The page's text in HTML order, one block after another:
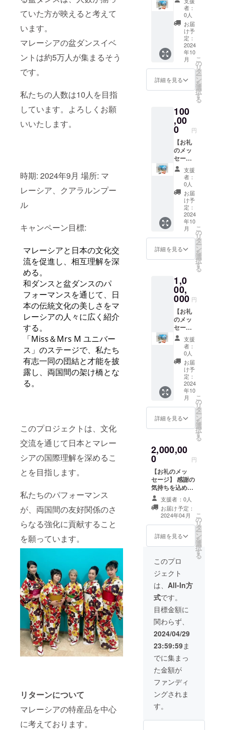
ていた方が映えると考えて
います。
マレーシアの盆ダンスイベ
ントは約5万人が集まるそう
です。
私たちの人数は10人を目指
しています。よろしくお願
いいたします。
時期: 2024年9月 場所: マ
レーシア、クアラルンプー
ル
キャンペーン目標:
マレーシアと日本の文化交
流を促進し、相互理解を深
める。
和ダンスと盆ダンスのパ
フォーマンスを通じて、日
本の伝統文化の美しさをマ
レーシアの人々に広く紹介
する。
「Miss＆Mrs M ユニバー
ス」のステージで、私たち
有志一同の団結と才能を披
露し、両国間の架け橋とな
る。
このプロジェクトは、文化
交流を通じて日本とマレー
シアの国際理解を深めるこ
とを目指します。
私たちのパフォーマンス
が、両国間の友好関係のさ
らなる強化に貢献すること
を願っています。
リターンについて
マレーシアの特産品を中心
に考えております。
記され
ます。
商品開
封前に
は必ず
お届け
のリ
ターン
に貼付
された
ご確認
くださ
い。」
カー)
綿１０
０％ 幅
１１４
ｃｍ×長
さ１９
２ｃ
ｍ ※
長さ１
９２ｃ
れてい
ます。
必要に
応じて
裁断し
てお使
いくだ
さい。
テーブ
ルクロ
ス、
シャツ
などを
作れる
厚さで
す。 柄
はお任
せ下さ
謝の気
持ちを
込め
て、お
礼の
メッ
セージ
をお送
りしま
す。
【マ
レーシ
産 食
品詰め
合わせ
セッ
ト】
例 マ
カデミ
アナッ
ツチョ
コ １
５粒×2
ティー
紅茶
ティー
バッ
グ ２
０バッ
グ×３箱
ホ
コー
ヒーパ
ウ
ダー 2
０ス
ティッ
ク×１袋
マレー
シアへ
旅行し
て、
帰って
きた気
分にな
るお土
産セッ
トで
す。
「原材
料及び
等の食
品表示
はお届
け商品
のラベ
ルに表
記され
ます。
商品開
封前に
お届け
のリ
に貼付
された
ラベル
や注意
ご確認
くださ
い。」
者：
0人
お届
け予
定：
2024
年10
月
詳細を見る
こ
の
リ
タ
ー
ン
を
選
択
す
る
100
,00
0 円
【お礼
のメッ
セー
ジ】 感
謝の気
持ちを
込め
て、お
礼の
メッ
セージ
をお送
りしま
す。
【帰国
後のお
セージ
とマ
レーシ
ア旅程
中の写
真をお
送りし
ます】
【マ
レーシ
ア土
産 食
品詰め
合わせ
セッ
ト】
例 マ
カデミ
アナッ
ツチョ
５粒×2
箱
ティー
紅茶
ティー
バッ
グ ２
０バッ
グ×３箱
ワイト
コー
ウ
ダー 2
０ス
ティッ
マレー
シアへ
旅行し
て、
帰って
きた気
分にな
るお土
産セッ
トで
す。
「原材
料及び
品表示
支援
者：
0人
お届
け予
定：
2024
年10
月
詳細を見る
こ
の
リ
タ
ー
ン
を
選
択
す
る
1,0
00,
000 円
【お礼
のメッ
セー
ジ】 感
謝の気
持ちを
込め
て、お
礼の
メッ
セージ
をお送
りしま
す。
【マ
レーシ
産 食
品詰め
合わせ
セッ
ト】
例 マ
カデミ
アナッ
ツチョ
コ １
箱 BOH
ティー
ティー
バッ
グ ２
０バッ
ホ
ワイト
コー
ヒーパ
ウ
ダー 2
０ス
ティッ
ク×１袋
マレー
シアへ
旅行し
て、
分にな
支援
者：
0人
お届
け予
定：
2024
年10
月
詳細を見る
こ
の
リ
タ
ー
ン
を
選
択
す
る
2,000,00
0 円
【お礼のメッ
セージ】 感謝の
気持ちを込め
て、お礼のメッ
セージをお送り
します。 帰国後
も報告のメッ
セージや写真.動
画を送らせてい
ただきます。 ・
は約５分間 ・提
供方法はメール
にURLを記載し
ます 【2024年ド
リーマーズの
ディナーショー
にVIPとしてご招
待】 予定で
は２０２４年
末 詳細につい
連絡させていた
だきます。
支援者：0人
お届け予定：
2024年04月
詳細を見る
こ
の
リ
タ
ー
ン
を
選
択
す
る
このプロ
ジェクト
は、 All-In方
式です。
目標金額に
関わらず、
2024/04/29
23:59:59ま
でに集まっ
た金額が
ファンディ
ングされま
す。